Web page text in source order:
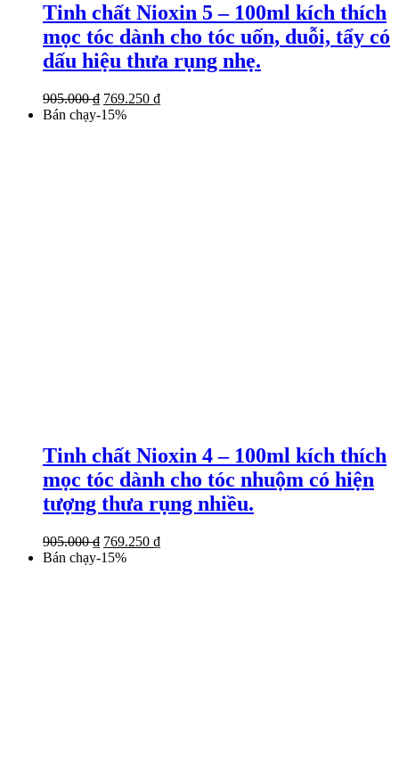
Tinh chất Nioxin 5 – 100ml kích thích
mọc tóc dành cho tóc uốn, duỗi, tẩy có
dấu hiệu thưa rụng nhẹ.
905.000₫ Giá
gốc
769.250 ₫Giá
Bán chạy-15%
Tinh chất Nioxin 4 – 100ml kích thích
mọc tóc dành cho tóc nhuộm có hiện
tượng thưa rụng nhiều.
905.000₫ Giá
gốc
769.250 ₫Giá
Bán chạy-15%